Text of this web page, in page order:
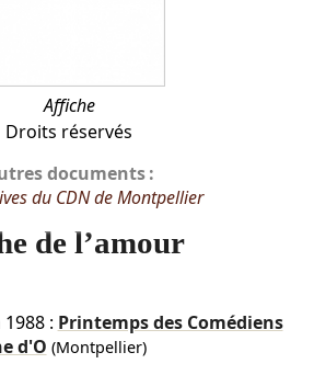
Affiche
Droits réservés
documents :
du CDN de Montpellier
de l’amour
1988: Printemps des Comédiens
d'O (Montpellier)